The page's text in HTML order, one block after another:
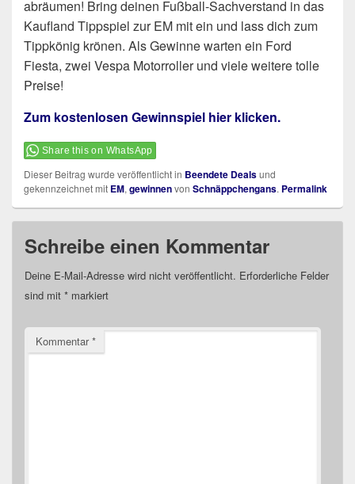
abräumen! Bring deinen Fußball-Sachverstand in das
Kaufland Tippspiel zur EM mit ein und lass dich zum
Tippkönig krönen. Als Gewinne warten ein Ford
Fiesta, zwei Vespa Motorroller und viele weitere tolle
Preise!
Zum kostenlosen Gewinnspiel hier klicken.
Share this on WhatsApp
Dieser Beitrag wurde veröffentlicht in Beendete Dealsund
gekennzeichnet mit EM, gewinnenvon Schnäppchengans. Permalink
Schreibe einen Kommentar
Deine E-Mail-Adresse wird nicht veröffentlicht. Erforderliche Felder
sind mit * markiert
Kommentar*